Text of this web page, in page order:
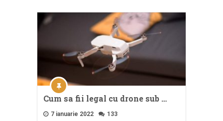
Cum sa fii legal cu drone sub …
7 ianuarie 2022 133